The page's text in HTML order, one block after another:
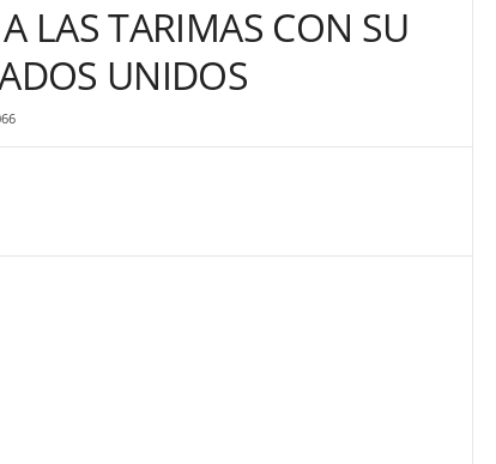
LAS TARIMAS CON SU
UNIDOS